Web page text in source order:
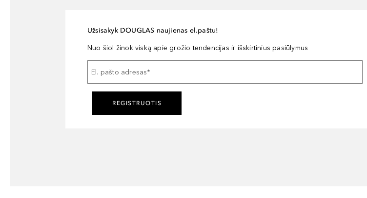
Užsisakyk DOUGLAS naujienas el.paštu!
Nuo šiol žinok viską apie grožio tendencijas ir išskirtinius pasiūlymus
El. pašto adresas*
REGISTRUOTIS